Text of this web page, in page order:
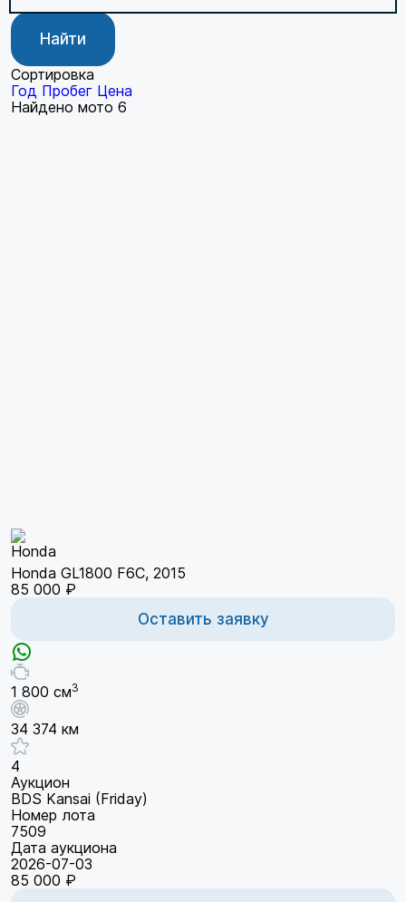
Найти
Сортировка
Год Пробег Цена
Найдено мото 6
Honda GL1800 F6C, 2015
85 000 ₽
Оставить заявку
1 800 см3
34 374 км
4
Аукцион
BDS Kansai (Friday)
Номер лота
7509
Дата аукциона
2026-07-03
85 000 ₽